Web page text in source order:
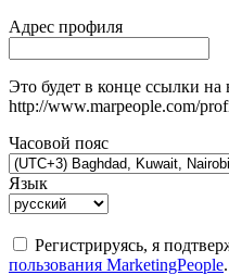
Адрес профиля
Это будет в конце ссылки
http://www.marpeople.com/
Часовой пояс
Язык
Регистрируясь, я
пользования MarketingPeople.